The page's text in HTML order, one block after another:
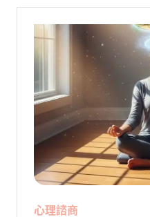
心理諮商